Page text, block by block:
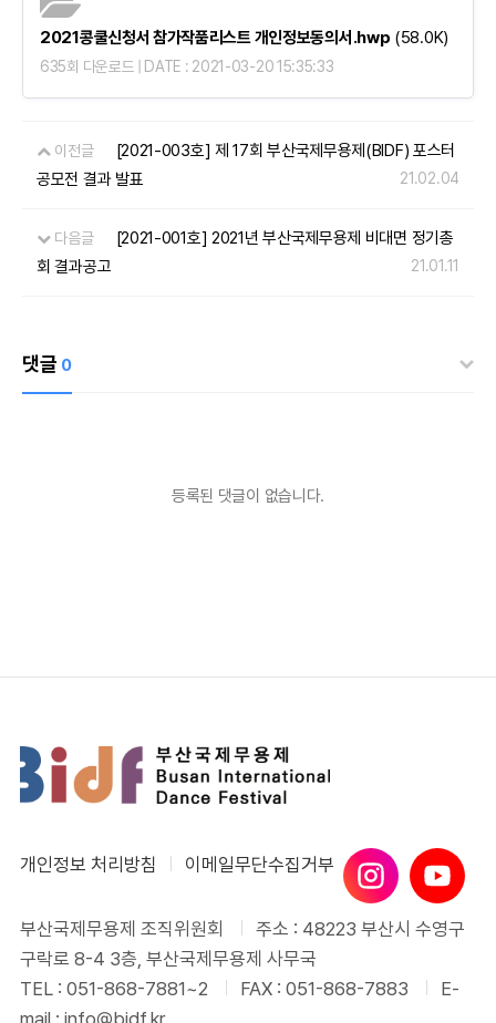
2021콩쿨신청서 참가작품리스트 개인정보동의서.hwp (58.0K)
635회 다운로드 | DATE : 2021-03-20 15:35:33
이전글
[2021-003호] 제 17회 부산국제무용제(BIDF) 포스터
공모전 결과 발표
21.02.04
다음글
[2021-001호] 2021년 부산국제무용제 비대면 정기총
회 결과공고
21.01.11
댓글 0
등록된 댓글이 없습니다.
개인정보 처리방침 이메일무단수집거부
부산국제무용제 조직위원회
주소 : 48223 부산시 수영구
구락로 8-4 3층, 부산국제무용제 사무국
TEL : 051-868-7881~2
FAX : 051-868-7883
E-
mail : info@bidf.kr